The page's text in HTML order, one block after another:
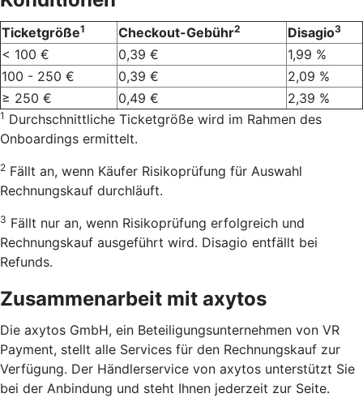
Ticketgröße1 Checkout-Gebühr2 Disagio3
< 100 € 0,39 €
1,99 %
100 - 250 €
0,39 €
2,09 %
≥ 250 €
0,49 € 2,39 %
1 Durchschnittliche Ticketgröße wird im Rahmen des
Onboardings ermittelt.
2 Fällt an, wenn Käufer Risikoprüfung für Auswahl
Rechnungskauf durchläuft.
3 Fällt nur an, wenn Risikoprüfung erfolgreich und
Rechnungskauf ausgeführt wird. Disagio entfällt bei
Refunds.
Zusammenarbeit mit axytos
Die axytos GmbH, ein Beteiligungsunternehmen von VR
Payment, stellt alle Services für den Rechnungskauf zur
Verfügung. Der Händlerservice von axytos unterstützt Sie
bei der Anbindung und steht Ihnen jederzeit zur Seite.